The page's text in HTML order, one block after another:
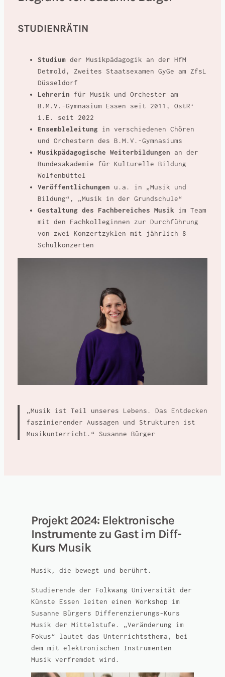
STUDIENRÄTIN
Studiumder Musikpädagogik an der HfM
Detmold, Zweites Staatsexamen GyGe am ZfsL
Düsseldorf
Lehrerin für Musik und Orchester am
B.M.V.-Gymnasium Essen seit 2011, OstR‘
i.E. seit 2022
Ensembleleitungin verschiedenen Chören
und Orchestern des B.M.V.-Gymnasiums
Musikpädagogische Weiterbildungen an der
Bundesakademie für Kulturelle Bildung
Wolfenbüttel
Veröffentlichungen u.a. in „Musik und
Bildung“, „Musik in der Grundschule“
Gestaltung des Fachbereiches Musik im Team
mit den Fachkolleginnen zur Durchführung
von zwei Konzertzyklen mit jährlich 8
Schulkonzerten
„Musik ist Teil unseres Lebens. Das Entdecken
faszinierender Aussagen und Strukturen ist
Musikunterricht.“ Susanne Bürger
Projekt 2024: Elektronische
Instrumente zu Gast im Diff-
Kurs Musik
Musik, die bewegt und berührt.
Studierende der Folkwang Universität der
Künste Essen leiten einen Workshop im
Susanne Bürgers Differenzierungs-Kurs
Musik der Mittelstufe. „Veränderung im
Fokus“ lautet das Unterrichtsthema, bei
dem mit elektronischen Instrumenten
Musik verfremdet wird.